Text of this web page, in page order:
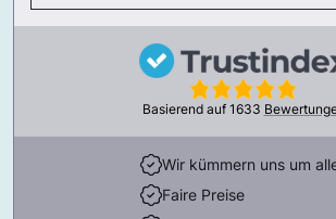
Basierend auf 1633
Wir kümmern uns um
Faire Preise